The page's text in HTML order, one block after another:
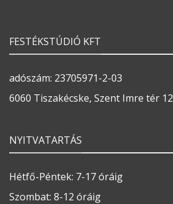
FESTÉKSTÚDIÓ KFT
adószám: 23705971-2-03
6060 Tiszakécske, Szent Imre tér 12
NYITVATARTÁS
Hétfő-Péntek: 7-17 óráig
Szombat: 8-12 óráig